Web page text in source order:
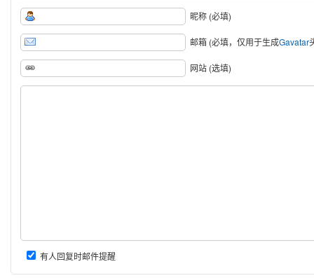
昵称 (必填)
邮箱 (必填，仅用于生成Gavatar
网站 (选填)
有人回复时邮件提醒